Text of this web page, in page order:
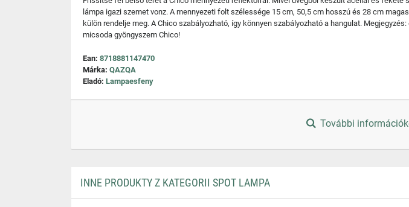
lámpa igazi szemet vonz. A mennyezeti folt szélessége 15 cm, 50,5 cm hosszú és 28 cm
külön rendelje meg. A Chico szabályozható, így könnyen szabályozható a hangulat.
micsoda gyöngyszem Chico!
Ean: 8718881147470
Márka: QAZQA
Eladó: Lampaesfeny
További
INNE PRODUKTY Z KATEGORII SPOT LAMPA